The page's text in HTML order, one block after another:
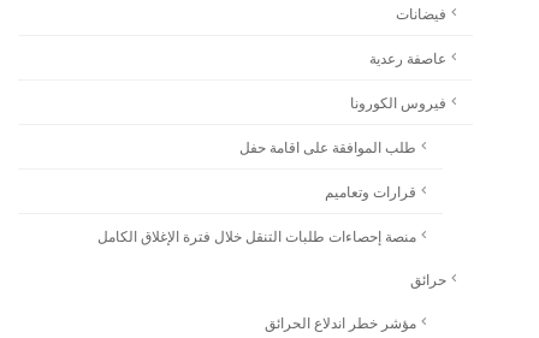
فيضانات
عاصفة رعدية
فيروس الكورونا
طلب الموافقة على اقامة حفل
قرارات وتعاميم
منصة إحصاءات طلبات التنقل خلال فترة الإغلاق الكامل
حرائق
مؤشر خطر اندلاع الحرائق